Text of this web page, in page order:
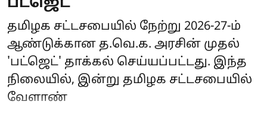
பட்ஜெட்
தமிழக சட்டசபையில் நேற்று 2026-27-ம்
ஆண்டுக்கான த.வெ.க. அரசின் முதல்
'பட்ஜெட்' தாக்கல் செய்யப்பட்டது. இந்த
நிலையில், இன்று தமிழக சட்டசபையில்
வேளாண்